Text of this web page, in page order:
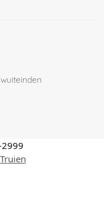
Truien